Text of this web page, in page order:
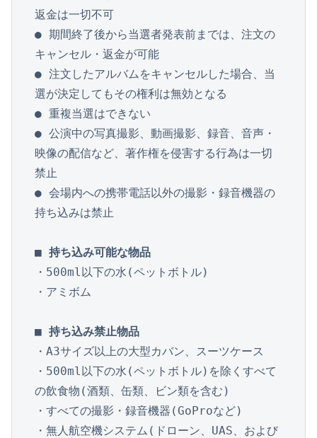
返金は一切不可
● 期間終了後から当選者発表前までは、注文の
キャンセル・返金が可能
● 注文したアルバムをキャンセルした場合、当
選が決定してもその権利は無効となる
● 重複当選はできない
● 公演中の写真撮影、動画撮影、録音、音声・
映像の配信など、著作権を侵害する行為は一切
禁止
● 会場内への携帯電話以外の撮影・録音機器の
持ち込みは禁止
■ 持ち込み可能な物品
・500ml以下の水(ペットボトル)
・アミボム
■ 持ち込み禁止物品
・A3サイズ以上の大型カバン、スーツケース
・500ml以下の水(ペットボトル)を除くすべて
の飲食物(酒類、缶類、ビン類を含む)
・すべての撮影・録音機器(GoProなど)
・無人航空機システム(ドローン、UAS、および